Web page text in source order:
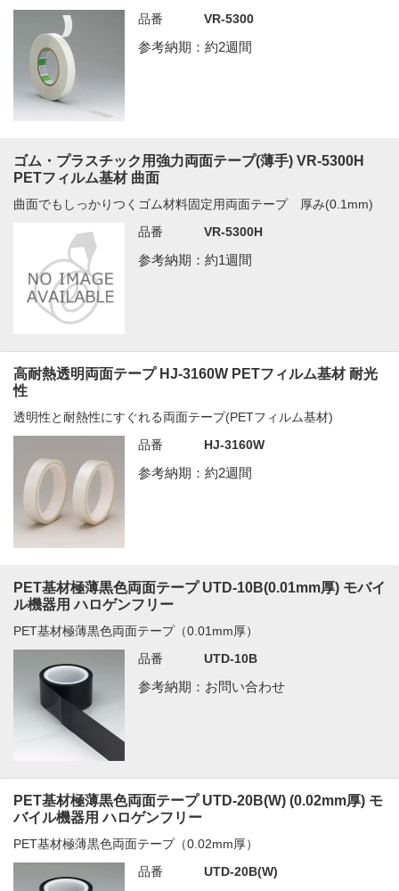
品番 VR-5300
参考納期：約2週間
ゴム・プラスチック用強力両面テープ(薄手) VR-5300H
PETフィルム基材 曲面
曲面でもしっかりつくゴム材料固定用両面テープ 厚み(0.1mm)
品番
VR-5300H
参考納期：約1週間
高耐熱透明両面テープ HJ-3160W PETフィルム基材 耐光
性
透明性と耐熱性にすぐれる両面テープ(PETフィルム基材)
品番
HJ-3160W
参考納期：約2週間
PET基材極薄黒色両面テープ UTD-10B(0.01mm厚) モバイ
ル機器用 ハロゲンフリー
PET基材極薄黒色両面テープ（0.01mm厚）
品番
UTD-10B
参考納期：お問い合わせ
PET基材極薄黒色両面テープ UTD-20B(W) (0.02mm厚) モ
バイル機器用 ハロゲンフリー
PET基材極薄黒色両面テープ（0.02mm厚）
品番
UTD-20B(W)